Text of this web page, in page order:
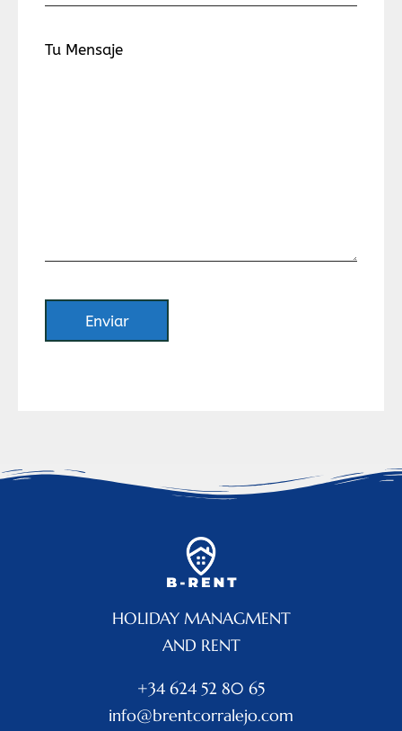
Tu Mensaje
HOLIDAY MANAGMENT
AND RENT
+34 624 52 80 65
info@brentcorralejo.com